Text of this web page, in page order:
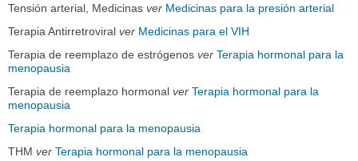
Tensión arterial, Medicinas ver Medicinas para la presión arterial
Terapia Antirretroviral ver Medicinas para el VIH
Terapia de reemplazo de estrógenos ver Terapia hormonal para la
menopausia
Terapia de reemplazo hormonal ver Terapia hormonal para la
menopausia
Terapia hormonal para la menopausia
THM ver Terapia hormonal para la menopausia